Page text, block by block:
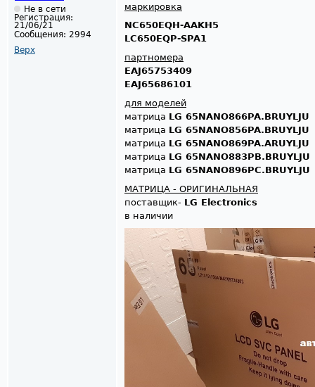
Не в сети
Регистрация:
21/06/21
Сообщения: 2994
Верх
маркировка
NC650EQH-AAKH5
LC650EQP-SPA1
партномера
EAJ65753409
EAJ65686101
для моделей
матрица LG 65NANO866PA.BRUYLJU
матрица LG 65NANO856PA.BRUYLJU
матрица LG 65NANO869PA.ARUYLJU
матрица LG 65NANO883PB.BRUYLJU
матрица LG 65NANO896PC.BRUYLJU
МАТРИЦА - ОРИГИНАЛЬНАЯ
поставщик- LG Electronics
в наличии